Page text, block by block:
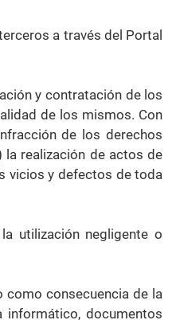
a través del Portal
y contratación de los
de los mismos. Con
de los derechos
realización de actos de
vicios y defectos de toda
utilización negligente o
como consecuencia de la
documentos